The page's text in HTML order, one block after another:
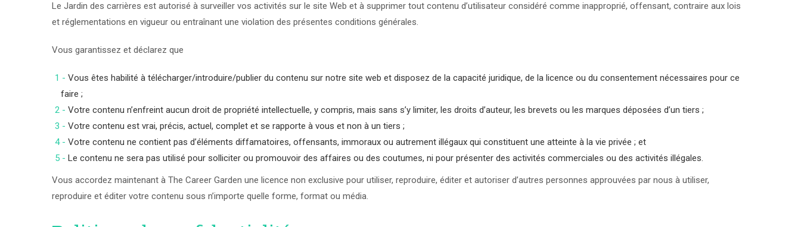
Le Jardin des carrières est autorisé à surveiller vos activités sur le site Web et à supprimer tout contenu d’utilisateur considéré comme inapproprié, offensant, contraire aux lois
et réglementations en vigueur ou entraînant une violation des présentes conditions générales.
Vous garantissez et déclarez que
Vous êtes habilité à télécharger/introduire/publier du contenu sur notre site web et disposez de la capacité juridique, de la licence ou du consentement nécessaires pour ce
faire ;
Votre contenu n’enfreint aucun droit de propriété intellectuelle, y compris, mais sans s’y limiter, les droits d’auteur, les brevets ou les marques déposées d’un tiers ;
Votre contenu est vrai, précis, actuel, complet et se rapporte à vous et non à un tiers ;
Votre contenu ne contient pas d’éléments diffamatoires, offensants, immoraux ou autrement illégaux qui constituent une atteinte à la vie privée ; et
Le contenu ne sera pas utilisé pour solliciter ou promouvoir des affaires ou des coutumes, ni pour présenter des activités commerciales ou des activités illégales.
Vous accordez maintenant à The Career Garden une licence non exclusive pour utiliser, reproduire, éditer et autoriser d’autres personnes approuvées par nous à utiliser,
reproduire et éditer votre contenu sous n’importe quelle forme, format ou média.